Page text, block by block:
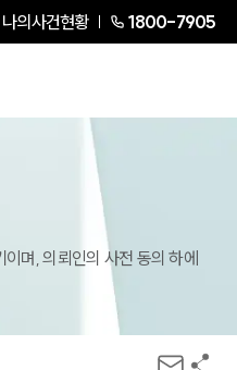
나의사건현황 1800-7905
며, 의뢰인의 사전 동의 하에